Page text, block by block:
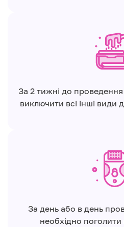
За 2 тижні до проведення
виключити всі інші види
За день або в день
необхідно